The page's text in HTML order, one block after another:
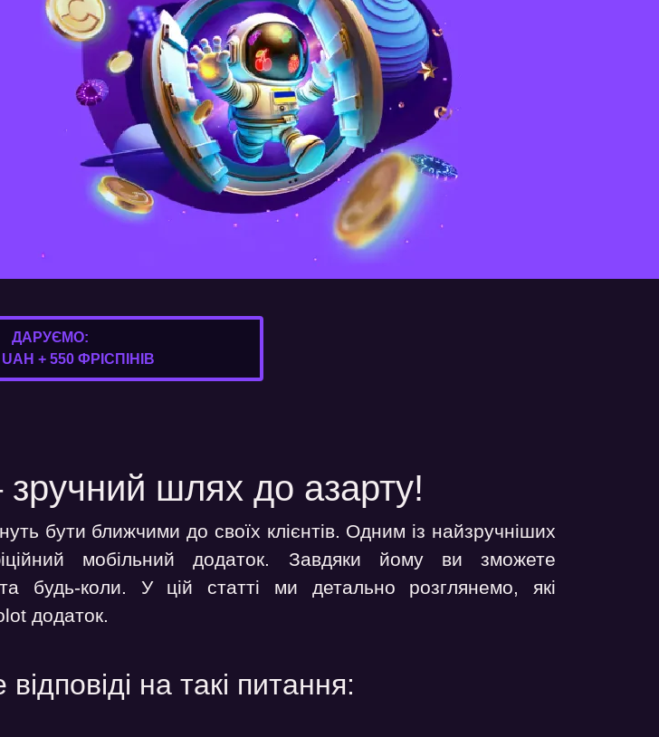
ДАРУЄМО:
UAH + 550 ФРІСПІНІВ
шлях до азарту!
бути ближчими до своїх клієнтів. Одним із найзручніших
мобільний додаток. Завдяки йому ви зможете
будь-коли. У цій статті ми детально розглянемо, які
додаток.
на такі питання: